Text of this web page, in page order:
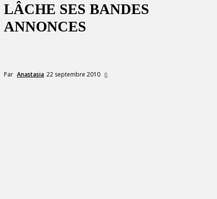
LÂCHE SES BANDES
ANNONCES
Par Anastasia 22 septembre 2010 0